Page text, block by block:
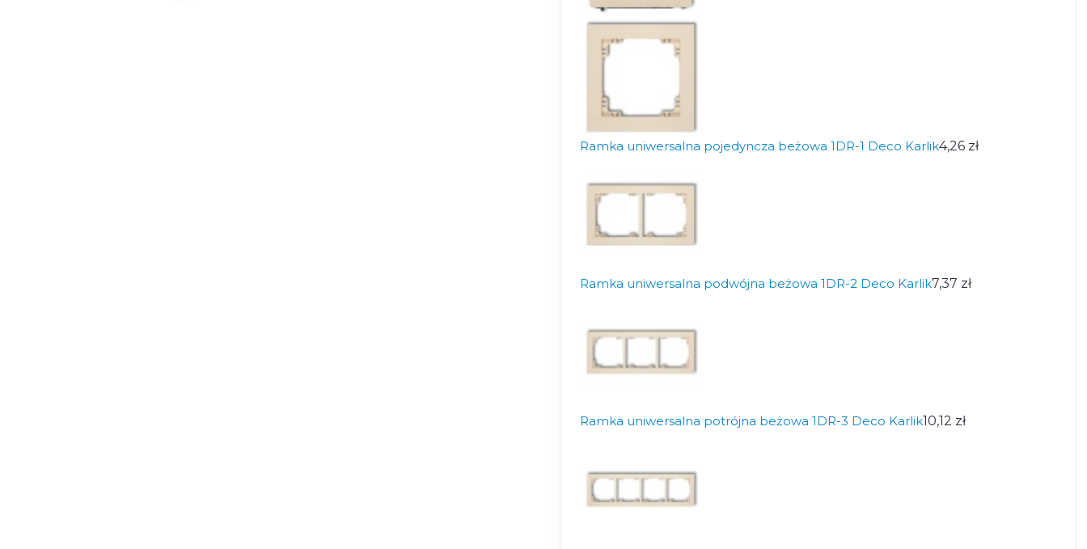
Ramka uniwersalna pojedyncza beżowa 1DR-1 Deco Karlik4,26 zł
Ramka uniwersalna podwójna beżowa 1DR-2 Deco Karlik7,37 zł
Ramka uniwersalna potrójna beżowa 1DR-3 Deco Karlik10,12 zł